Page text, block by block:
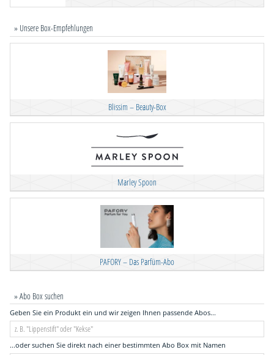
» Unsere Box-Empfehlungen
Blissim – Beauty-Box
Marley Spoon
PAFORY – Das Parfüm-Abo
» Abo Box suchen
Geben Sie ein Produkt ein und wir zeigen Ihnen passende Abos...
...oder suchen Sie direkt nach einer bestimmten Abo Box mit Namen